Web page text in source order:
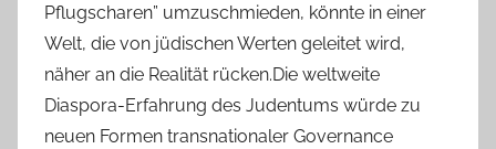
Pflugscharen” umzuschmieden, könnte in einer
Welt, die von jüdischen Werten geleitet wird,
näher an die Realität rücken.Die weltweite
Diaspora-Erfahrung des Judentums würde zu
neuen Formen transnationaler Governance